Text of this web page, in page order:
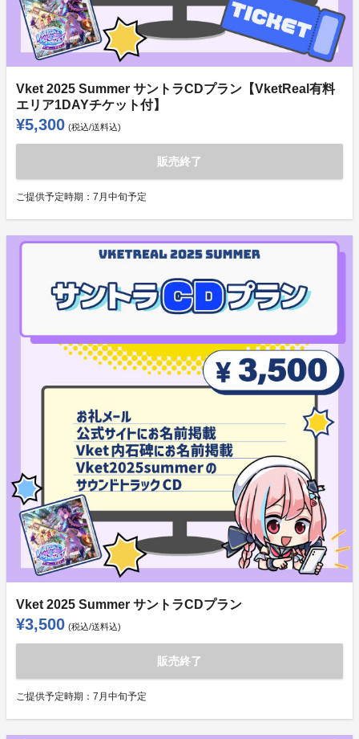
Vket 2025 Summer サントラCDプラン【VketReal有料
エリア1DAYチケット付】
¥5,300 (税込/送料込)
販売終了
ご提供予定時期： 7月中旬予定
Vket 2025 Summer サントラCDプラン
¥3,500 (税込/送料込)
販売終了
ご提供予定時期： 7月中旬予定